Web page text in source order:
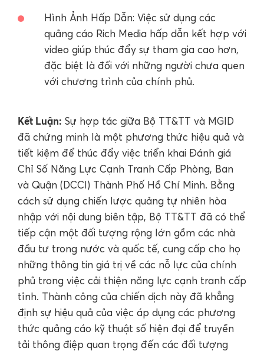
Hình Ảnh Hấp Dẫn: Việc sử dụng các
quảng cáo Rich Media hấp dẫn kết hợp với
video giúp thúc đẩy sự tham gia cao hơn,
đặc biệt là đối với những người chưa quen
với chương trình của chính phủ.
Kết Luận: Sự hợp tác giữa Bộ TT&TT và MGID
đã chứng minh là một phương thức hiệu quả và
tiết kiệm để thúc đẩy việc triển khai Đánh giá
Chỉ Số Năng Lực Cạnh Tranh Cấp Phòng, Ban
và Quận (DCCI) Thành Phố Hồ Chí Minh. Bằng
cách sử dụng chiến lược quảng tự nhiên hòa
nhập với nội dung biên tập, Bộ TT&TT đã có thể
tiếp cận một đối tượng rộng lớn gồm các nhà
đầu tư trong nước và quốc tế, cung cấp cho họ
những thông tin giá trị về các nỗ lực của chính
phủ trong việc cải thiện năng lực cạnh tranh cấp
tỉnh. Thành công của chiến dịch này đã khẳng
định sự hiệu quả của việc áp dụng các phương
thức quảng cáo kỹ thuật số hiện đại để truyền
tải thông điệp quan trọng đến các đối tượng